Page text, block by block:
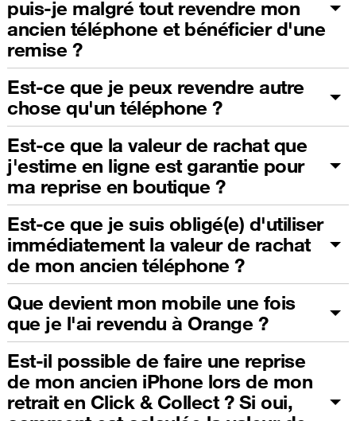
puis-je malgré tout revendre mon
ancien téléphone et bénéficier d'une
remise ?
Est-ce que je peux revendre autre
chose qu'un téléphone ?
Est-ce que la valeur de rachat que
j'estime en ligne est garantie pour
ma reprise en boutique ?
Est-ce que je suis obligé(e) d'utiliser
immédiatement la valeur de rachat
de mon ancien téléphone ?
Que devient mon mobile une fois
que je l'ai revendu à Orange ?
Est-il possible de faire une reprise
de mon ancien iPhone lors de mon
retrait en Click & Collect ? Si oui,